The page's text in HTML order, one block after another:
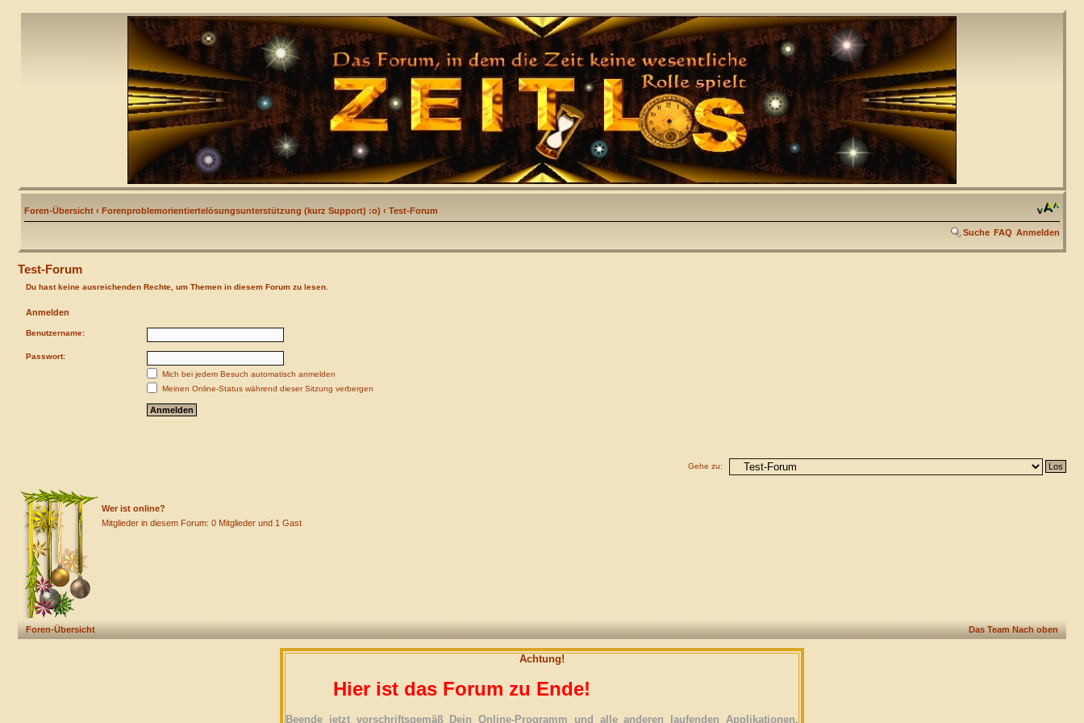
Foren-Übersicht ‹ Forenproblemorientiertelösungsunterstützung (kurz Support) :o) ‹ Test-Forum
Suche FAQ Anmelden
Test-Forum
Du hast keine ausreichenden Rechte, um Themen in diesem Forum zu lesen.
Anmelden
Benutzername:
Passwort:
Mich bei jedem Besuch automatisch anmelden
Meinen Online-Status während dieser Sitzung verbergen
Gehe zu:
Wer ist online?
Mitglieder in diesem Forum: 0 Mitglieder und 1 Gast
Foren-Übersicht Das Team Nach oben
Achtung!
Hier ist das Forum zu Ende!
Beende jetzt vorschriftsgemäß Dein Online-Programm und alle anderen laufenden Applikationen.